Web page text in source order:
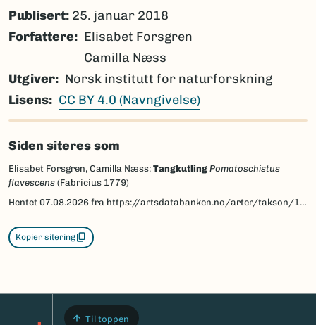
Publisert: 25. januar 2018
Forfattere
Elisabet Forsgren
Camilla Næss
Utgiver
Norsk institutt for naturforskning
Lisens
CC BY 4.0 (Navngivelse)
Siden siteres som
Elisabet Forsgren, Camilla Næss: Tangkutling Pomatoschistus
flavescens (Fabricius 1779)
Hentet 07.08.2026 fra https://artsdatabanken.no/arter/takson/161542/beskrivelse
Kopier sitering
Til toppen